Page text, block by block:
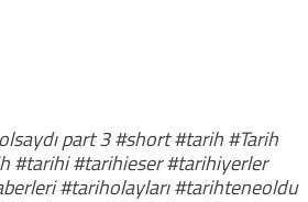
part 3 #short #tarih #Tarih
#tarihi #tarihieser #tarihiyerler
#tariholayları #tarihteneoldu